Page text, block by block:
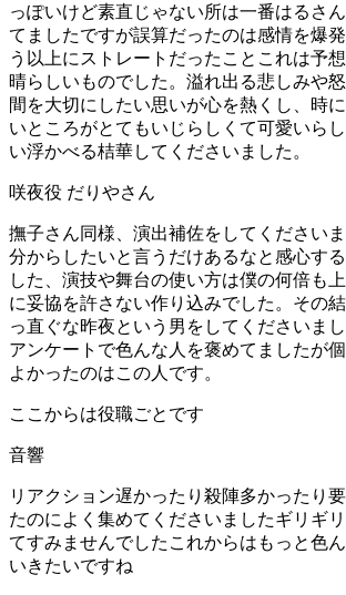
っぽいけど素直じゃない所は一番はるさ
てましたですが誤算だったのは感情を爆
う以上にストレートだったことこれは予
晴らしいものでした。溢れ出る悲しみや
間を大切にしたい思いが心を熱くし、時
いところがとてもいじらしくて可愛いら
い浮かべる桔華してくださいました。
咲夜役 だりやさん
撫子さん同様、演出補佐をしてください
分からしたいと言うだけあるなと感心す
した、演技や舞台の使い方は僕の何倍も
に妥協を許さない作り込みでした。その
っ直ぐな昨夜という男をしてくださいま
アンケートで色んな人を褒めてましたが
よかったのはこの人です。
ここからは役職ごとです
音響
リアクション遅かったり殺陣多かったり
たのによく集めてくださいましたギリギ
てすみませんでしたこれからはもっと色
いきたいですね